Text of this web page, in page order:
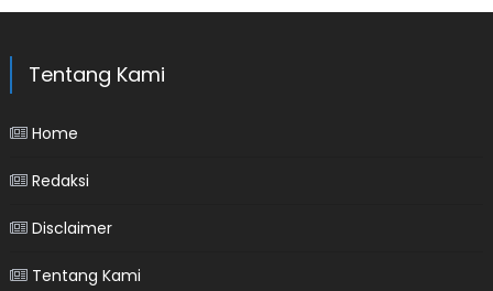
Tentang Kami
Home
Redaksi
Disclaimer
Tentang Kami